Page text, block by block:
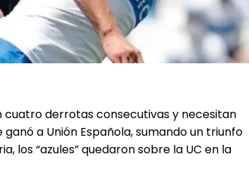
cuatro derrotas consecutivas y necesitan
a Unión Española, sumando un triunfo
los “azules” quedaron sobre la UC en la